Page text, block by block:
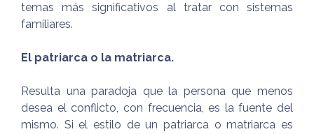
temas más significativos al tratar con sistemas
familiares.
El patriarca o la matriarca.
Resulta una paradoja que la persona que menos
desea el conflicto, con frecuencia, es la fuente del
mismo. Si el estilo de un patriarca o matriarca es